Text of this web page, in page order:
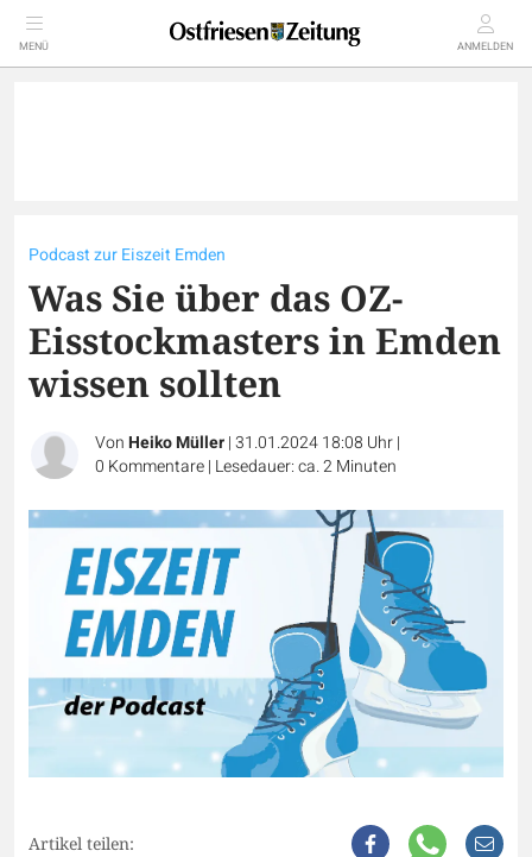
MENÜ ANMELDEN
Podcast zur Eiszeit Emden
Was Sie über das OZ-
Eisstockmasters in Emden
wissen sollten
VonHeiko Müller|31.01.2024 18:08 Uhr|
0 Kommentare| Lesedauer: ca. 2 Minuten
Artikel teilen: